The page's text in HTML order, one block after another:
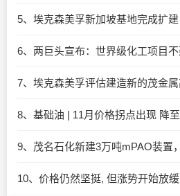
5、埃克森美孚新加坡基地完成扩
6、两巨头宣布：世界级化工项目不
8、基础油 | 11月价格拐点出现 降至
9、茂名石化新建3万吨mPAO装置
10、价格仍然坚挺, 但涨势开始放